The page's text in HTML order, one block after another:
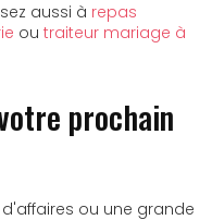
aussi à repas
ou traiteur mariage à
prochain
ou une grande